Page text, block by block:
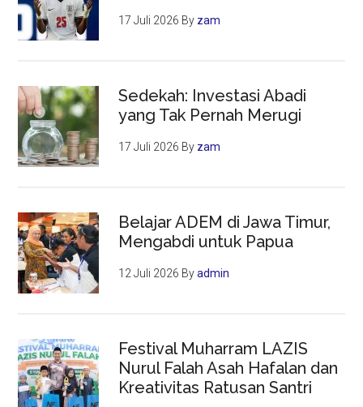
17 Juli 2026 By zam
Sedekah: Investasi Abadi
yang Tak Pernah Merugi
17 Juli 2026 By zam
Belajar ADEM di Jawa Timur,
Mengabdi untuk Papua
12 Juli 2026 Byadmin
Festival Muharram LAZIS
Nurul Falah Asah Hafalan dan
Kreativitas Ratusan Santri